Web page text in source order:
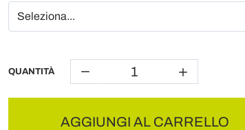
QUANTITÀ
AGGIUNGI AL CARRELLO